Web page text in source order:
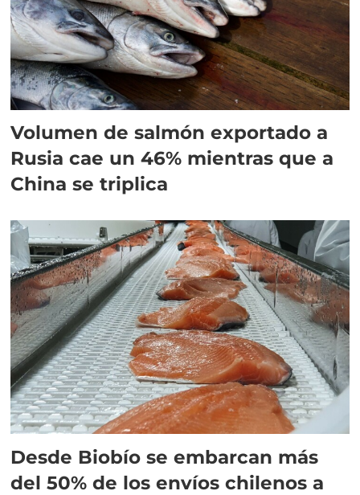
Volumen de salmón exportado a
Rusia cae un 46% mientras que a
China se triplica
Desde Biobío se embarcan más
del 50% de los envíos chilenos a